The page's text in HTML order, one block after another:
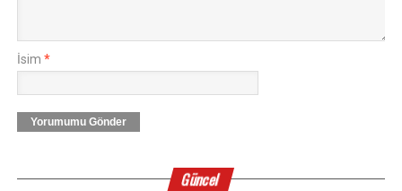
İsim *
Yorumumu Gönder
Güncel